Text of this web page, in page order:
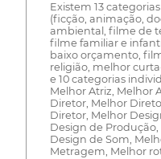
Existem 13
(ficção, animação,
ambiental, filme de
filme familiar e
baixo orçamento,
religião, melhor
e 10 categorias
Melhor Atriz, Melhor
Diretor, Melhor
Diretor, Melhor
Design de
Design de Som,
Metragem, Melhor